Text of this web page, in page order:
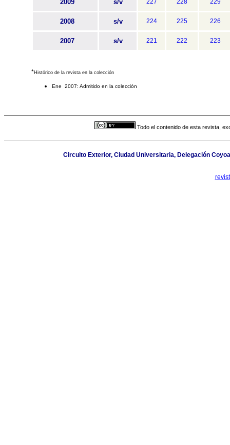
2009 s/v 227 228 229
2008 s/v 224 225 226
2007 s/v 221 222 223
*Histórico de la revista en la colección
Ene 2007: Admitido en la colección
Todo el contenido de esta revista,
Circuito Exterior, Ciudad Universitaria, Delegación